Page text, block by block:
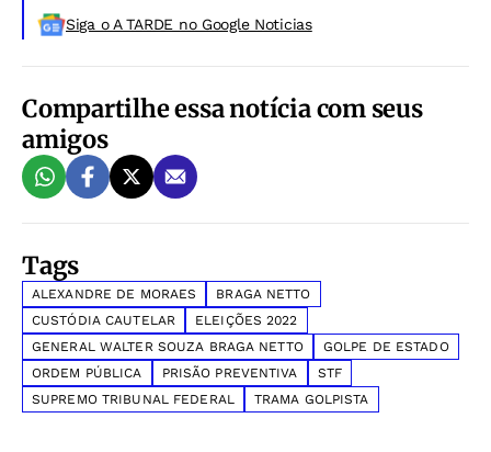
Siga o A TARDE no Google Noticias
Compartilhe essa notícia com seus
amigos
Tags
ALEXANDRE DE MORAES
BRAGA NETTO
CUSTÓDIA CAUTELAR
ELEIÇÕES 2022
GENERAL WALTER SOUZA BRAGA NETTO
GOLPE DE ESTADO
ORDEM PÚBLICA
PRISÃO PREVENTIVA
STF
SUPREMO TRIBUNAL FEDERAL
TRAMA GOLPISTA